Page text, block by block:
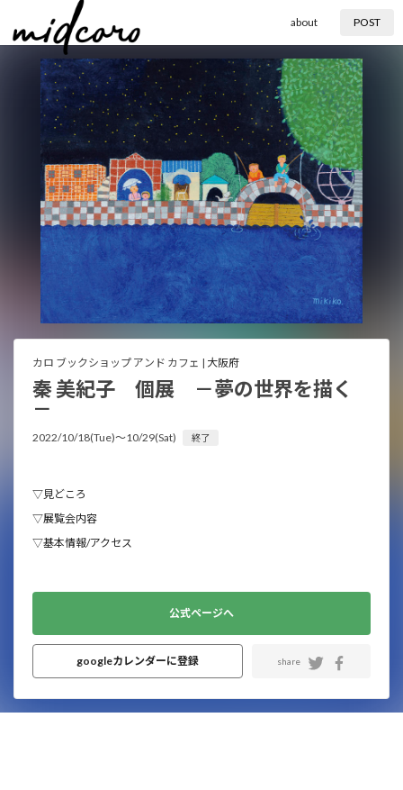
about POST
カロ ブックショップ アンド カフェ | 大阪府
秦 美紀子 個展 －夢の世界を描く
－
2022/10/18(Tue)〜10/29(Sat) 終了
▽見どころ
▽展覧会内容
▽基本情報/アクセス
公式ページへ
googleカレンダーに登録 share